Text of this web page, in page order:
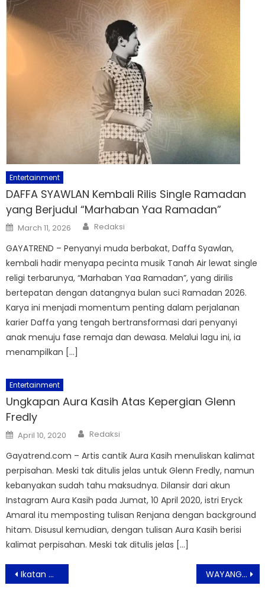
Entertainment
DAFFA SYAWLAN Kembali Rilis Single Ramadan
yang Berjudul “Marhaban Yaa Ramadan”
Posted
on
March 11, 2026 Author
Redaksi
GAYATREND – Penyanyi muda berbakat, Daffa Syawlan,
kembali hadir menyapa pecinta musik Tanah Air lewat single
religi terbarunya, “Marhaban Yaa Ramadan”, yang dirilis
bertepatan dengan datangnya bulan suci Ramadan 2026.
Karya ini menjadi momentum penting dalam perjalanan
karier Daffa yang tengah bertransformasi dari penyanyi
anak menuju fase remaja dan dewasa. Melalui lagu ini, ia
menampilkan […]
Entertainment
Ungkapan Aura Kasih Atas Kepergian Glenn
Fredly
Posted
on
April 10, 2020 Author
Redaksi
Gayatrend.com – Artis cantik Aura Kasih menuliskan kalimat
perpisahan. Meski tak ditulis jelas untuk Glenn Fredly, namun
kebanyakan sudah tahu maksudnya. Dilansir dari akun
Instagram Aura Kasih pada Jumat, 10 April 2020, istri Eryck
Amaral itu memposting tulisan Renjana dengan background
hitam. Disusul kemudian, dengan tulisan Aura Kasih berisi
kalimat perpisahan. Meski tak ditulis jelas […]
Post
navigation
Ikatan Darah: Roller Coaster Action Emosional, Perjuangan Melawan Jeratan Lintah Darat,Tayang 30 April 20262 WAYANG Resmi Masuki Era Baru, Rilis Single “Mati Aku Mati” dengan Formasi dan Warna Musik Berbeda